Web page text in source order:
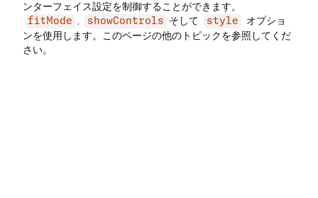
ンターフェイス設定を制御することができます。
fitMode , showControls そして style
オプショ
ンを使用します。このページの他のトピックを参照してくだ
さい。